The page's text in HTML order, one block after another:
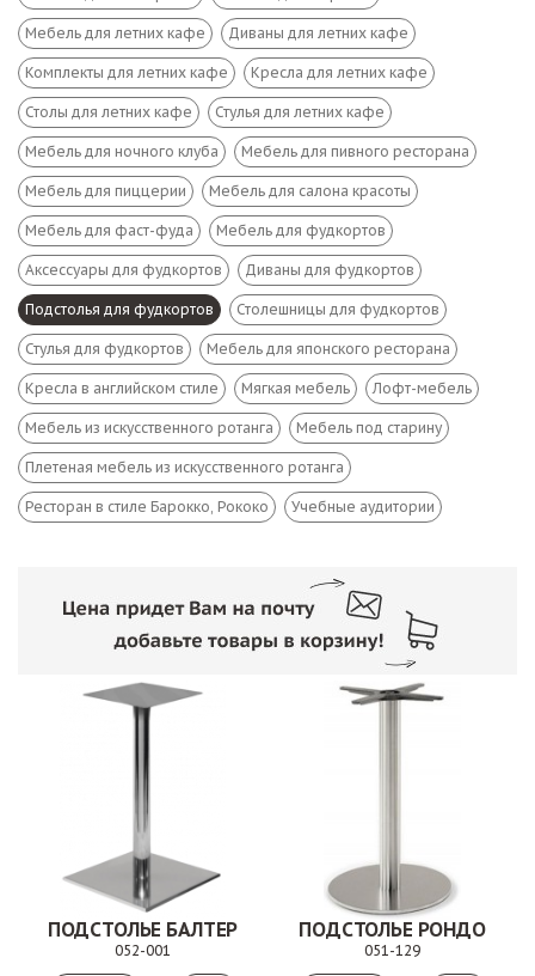
Мебель для летних кафе Диваны для летних кафе
Комплекты для летних кафе Кресла для летних кафе
Столы для летних кафе Стулья для летних кафе
Мебель для ночного клуба Мебель для пивного ресторана
Мебель для пиццерии Мебель для салона красоты
Мебель для фаст-фуда Мебель для фудкортов
Аксессуары для фудкортов Диваны для фудкортов
Подстолья для фудкортов Столешницы для фудкортов
Стулья для фудкортов Мебель для японского ресторана
Кресла в английском стиле Мягкая мебель Лофт-мебель
Мебель из искусственного ротанга Мебель под старину
Плетеная мебель из искусственного ротанга
Ресторан в стиле Барокко, Рококо Учебные аудитории
ПОДСТОЛЬЕ БАЛТЕР
052-001
ПОДСТОЛЬЕ РОНДО
051-129